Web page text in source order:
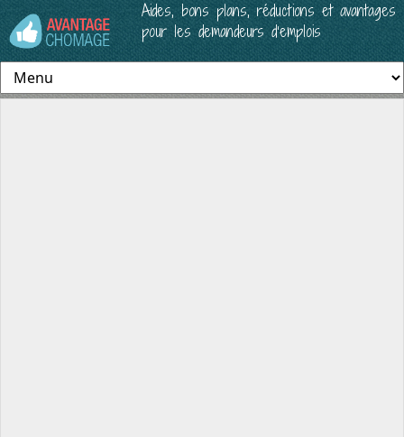
Aides, bons plans, réductions et avantages
pour les demandeurs d’emplois